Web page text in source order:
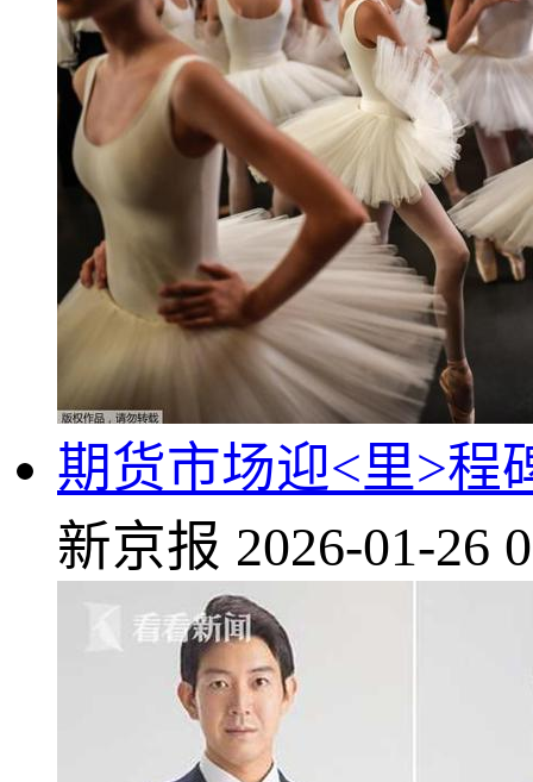
期货市场迎<里>程
新京报 2026-01-26